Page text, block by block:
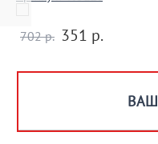
702 р. 351 р.